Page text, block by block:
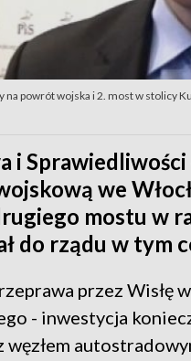
na powrót wojska i 2. most w stolicy
i
we
mostu w
do rządu w tym
przez Wisłę
- inwestycja
węzłem